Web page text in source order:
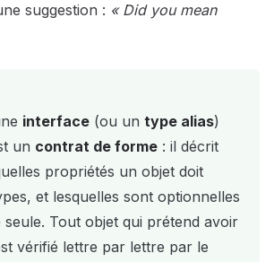
suggestion : « Did you mean
interface (ou un type alias)
un contrat de forme : il décrit
propriétés un objet doit
et lesquelles sont optionnelles
Tout objet qui prétend avoir
vérifié lettre par lettre par le